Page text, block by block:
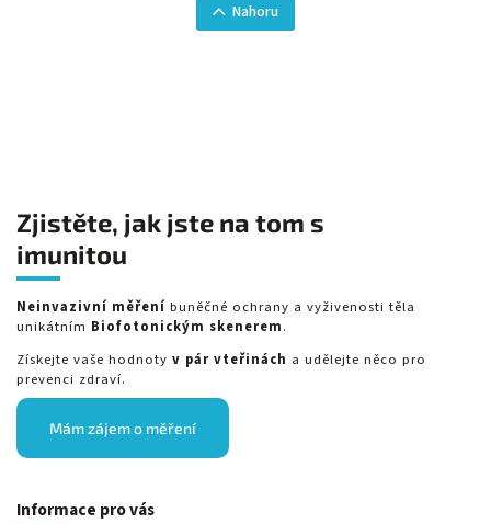
Nahoru
Zjistěte, jak jste na tom s
imunitou
Neinvazivní měření buněčné ochrany a vyživenosti těla
unikátním Biofotonickým skenerem.
Získejte vaše hodnoty v pár vteřinách a udělejte něco pro
prevenci zdraví.
Mám zájem o měření
Informace pro vás